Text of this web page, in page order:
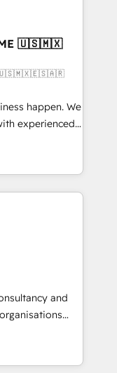
• RevOps &
into your
those with
and
🇺🇸🇲🇽
🇺🇸🇲🇽🇪🇸🇦🇷
happen. We
experienced,
HubSpot
Hub,
your customers
of the Year
in HubSpot
Digifianz
home
and
education,
make the
Latin
and
Ireland, and
of successful